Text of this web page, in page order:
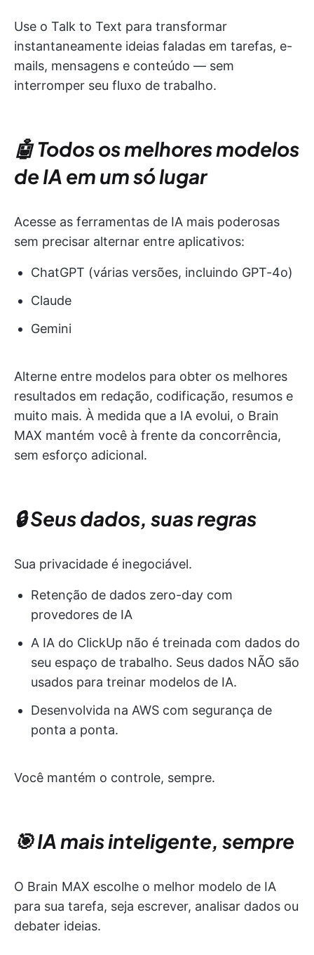
Use o Talk to Text para transformar
instantaneamente ideias faladas em tarefas, e-
mails, mensagens e conteúdo — sem
interromper seu fluxo de trabalho.
🤖 Todos os melhores modelos
de IA em um só lugar
Acesse as ferramentas de IA mais poderosas
sem precisar alternar entre aplicativos:
ChatGPT (várias versões, incluindo GPT-4o)
Claude
Gemini
Alterne entre modelos para obter os melhores
resultados em redação, codificação, resumos e
muito mais. À medida que a IA evolui, o Brain
MAX mantém você à frente da concorrência,
sem esforço adicional.
🔒 Seus dados, suas regras
Sua privacidade é inegociável.
Retenção de dados zero-day com
provedores de IA
A IA do ClickUp não é treinada com dados do
seu espaço de trabalho. Seus dados NÃO são
usados para treinar modelos de IA.
Desenvolvida na AWS com segurança de
ponta a ponta.
Você mantém o controle, sempre.
🎯 IA mais inteligente, sempre
O Brain MAX escolhe o melhor modelo de IA
para sua tarefa, seja escrever, analisar dados ou
debater ideias.